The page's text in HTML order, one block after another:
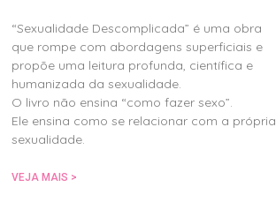
“Sexualidade Descomplicada” é uma obra
que rompe com abordagens superficiais e
propõe uma leitura profunda, científica e
humanizada da sexualidade.
O livro não ensina “como fazer sexo”.
Ele ensina como se relacionar com a própria
sexualidade.
VEJA MAIS >